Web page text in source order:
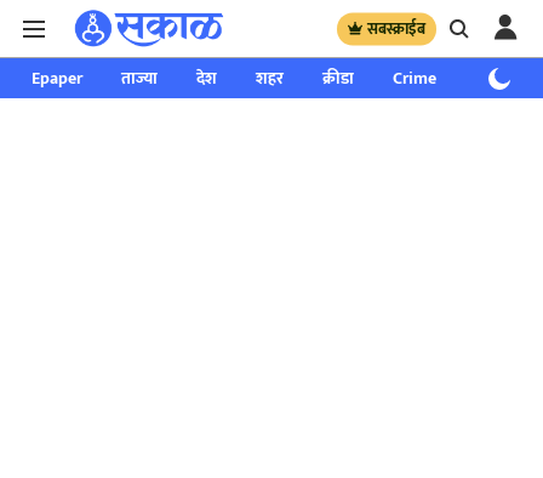
सबस्क्राईब
Epaper ताज्या देश शहर क्रीडा Crime साप्ताहिक